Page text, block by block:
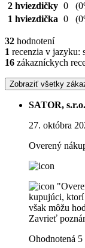
2 hviezdičky 0
1 hviezdička 0
32 hodnotení
1 recenzia v jazyku:
16 zákazníckych
Zobraziť všetky
SATOR, s.r.o.
27. októbra
Overený
kupujúci, ktorí
však môžu
Zavrieť
Ohodnotená